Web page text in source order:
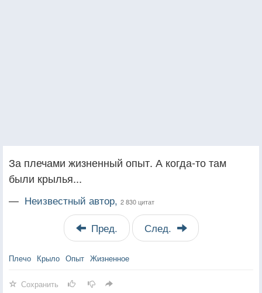
За плечами жизненный опыт. А когда-то там
были крылья...
— Неизвестный автор, 2 830 цитат
Пред. След.
Плечо Крыло Опыт Жизненное
Сохранить